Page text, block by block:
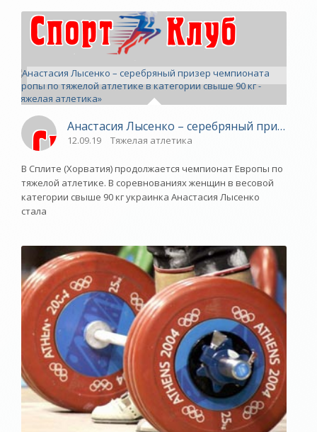
Анастасия Лысенко – серебряный призер
12.09.19 Тяжелая атлетика
В Сплите (Хорватия) продолжается чемпионат Европы по
тяжелой атлетике. В соревнованиях женщин в весовой
категории свыше 90 кг украинка Анастасия Лысенко
стала